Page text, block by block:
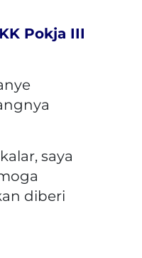
Pokja III
saya
diberi